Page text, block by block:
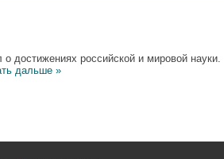
достижениях российской и мировой науки.
дальше »